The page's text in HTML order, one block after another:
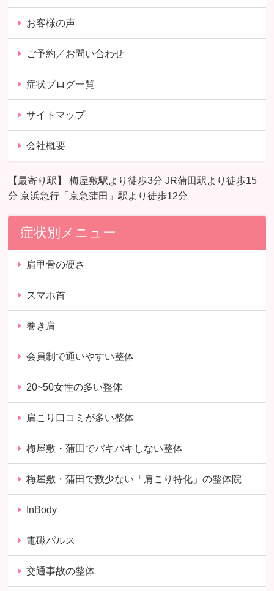
お客様の声
ご予約／お問い合わせ
症状ブログ一覧
サイトマップ
会社概要
【最寄り駅】 梅屋敷駅より徒歩3分 JR蒲田駅より徒歩15
分 京浜急行「京急蒲田」駅より徒歩12分
症状別メニュー
肩甲骨の硬さ
スマホ首
巻き肩
会員制で通いやすい整体
20~50女性の多い整体
肩こり口コミが多い整体
梅屋敷・蒲田でバキバキしない整体
梅屋敷・蒲田で数少ない「肩こり特化」の整体院
InBody
電磁パルス
交通事故の整体